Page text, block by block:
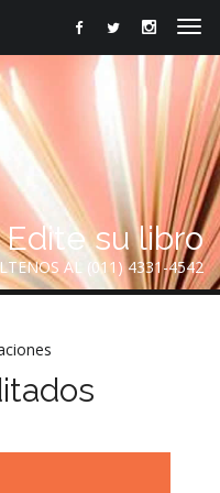
Edite su libro
AL (011) 4331-4542